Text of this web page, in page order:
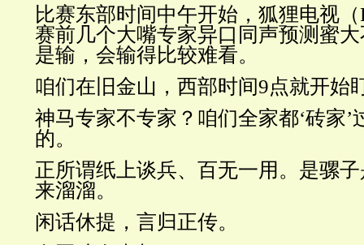
比赛东部时间中午开始，狐狸电视（
赛前几个大嘴专家异口同声预测蜜
是输，会输得比较难看。
咱们在旧金山，西部时间9点就开始
神马专家不专家？咱们全家都‘砖家’
的。
正所谓纸上谈兵、百无一用。是骡
来溜溜。
闲话休提，言归正传。